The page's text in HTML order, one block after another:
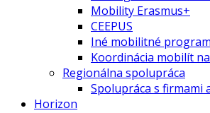
Mobility Erasmus+
CEEPUS
Iné mobilitné
Koordinácia mobilít na
Regionálna spolupráca
Spolupráca s firmami
Horizon